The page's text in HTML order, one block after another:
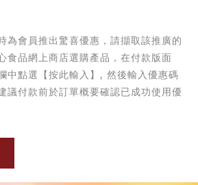
為會員推出驚喜優惠，請擷取該推廣的
食品網上商店選購產品，在付款版面
中點選【按此輸入】, 然後輸入優惠碼
議付款前於訂單概要確認已成功使用優